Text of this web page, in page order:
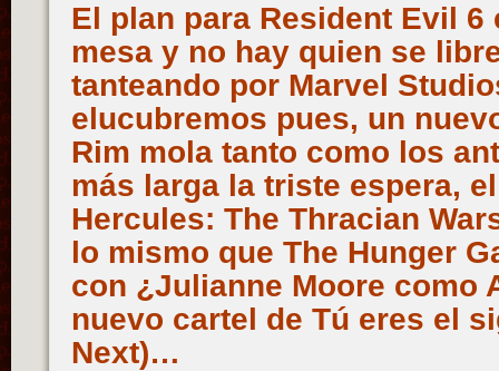
El plan para Resident Evil 6
mesa y no hay quien se
tanteando por Marvel
elucubremos pues, un
Rim mola tanto como los
más larga la triste espera,
Hercules: The Thracian
lo mismo que The Hunger
con ¿Julianne Moore como
nuevo cartel de Tú eres el
Next)…